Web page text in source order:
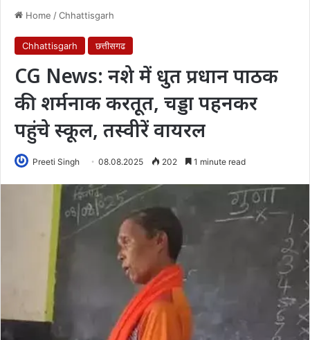
Home /Chhattisgarh
Chhattisgarh छत्तीसगढ
CG News: नशे में धुत प्रधान पाठक
की शर्मनाक करतूत, चड्डा पहनकर
पहुंचे स्कूल, तस्वीरें वायरल
Preeti Singh 08.08.2025 202 1 minute read